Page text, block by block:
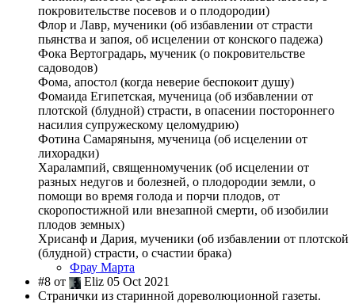
покровительстве посевов и о плодородии)
Флор и Лавр, мученики (об избавлении от страсти
пьянства и запоя, об исцелении от конского падежа)
Фока Вертоградарь, мученик (о покровительстве
садоводов)
Фома, апостол (когда неверие беспокоит душу)
Фомаида Египетская, мученица (об избавлении от
плотской (блудной) страсти, в опасении постороннего
насилия супружескому целомудрию)
Фотина Самаряныня, мученица (об исцелении от
лихорадки)
Харалампий, священномученик (об исцелении от
разных недугов и болезней, о плодородии земли, о
помощи во время голода и порчи плодов, от
скоропостижной или внезапной смерти, об изобилии
плодов земных)
Хрисанф и Дария, мученики (об избавлении от плотской
(блудной) страсти, о счастии брака)
Фрау Марта
#8 от
Eliz 05 Oct 2021
Странички из старинной дореволюционной газеты.